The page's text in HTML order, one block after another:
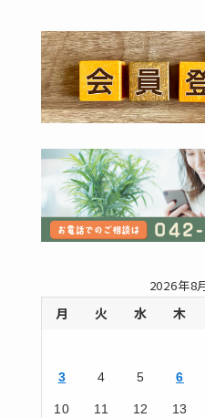
2026年8
月 火 水 木
3 4 5 6
10 11 12 13